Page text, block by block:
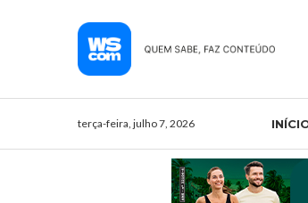
terça-feira, julho 7, 2026